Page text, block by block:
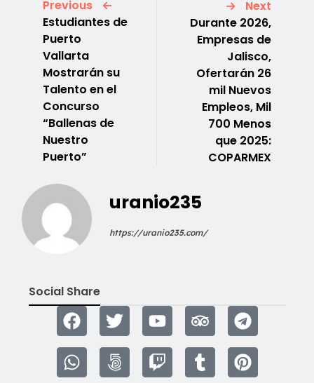
Previous
Estudiantes de
Puerto
Vallarta
Mostrarán su
Talento en el
Concurso
“Ballenas de
Nuestro
Puerto”
Next
Durante 2026,
Empresas de
Jalisco,
Ofertarán 26
mil Nuevos
Empleos, Mil
700 Menos
que 2025:
COPARMEX
uranio235
https://uranio235.com/
Social Share